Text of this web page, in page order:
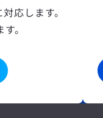
応します。
。